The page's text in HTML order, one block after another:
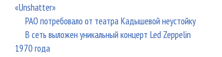
«Unshatter»
РАО потребовало от театра Кадышевой неустойку
В сеть выложен уникальный концерт Led Zeppelin
1970 года